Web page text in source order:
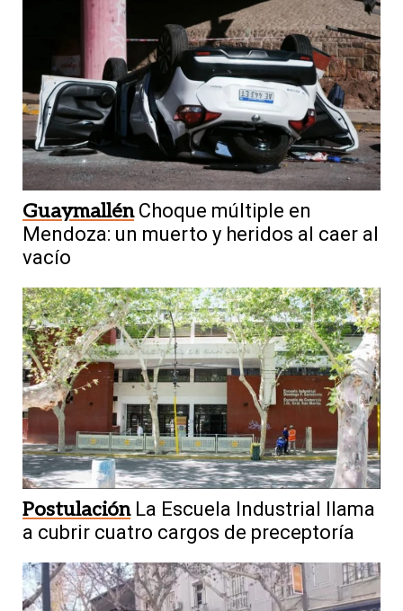
Guaymallén Choque múltiple en
Mendoza: un muerto y heridos al caer al
vacío
Postulación La Escuela Industrial llama
a cubrir cuatro cargos de preceptoría